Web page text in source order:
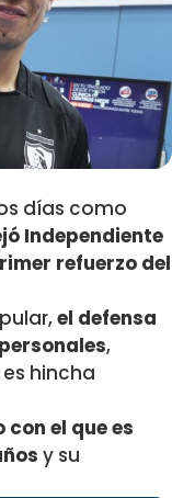
días como
Independiente
refuerzo del
el defensa
,
hincha
el que es
y su